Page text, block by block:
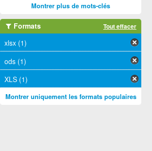
Montrer plus de mots-clés
Formats Tout effacer
xlsx (1)
ods (1)
XLS (1)
Montrer uniquement les formats populaires